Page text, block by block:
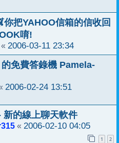
把YAHOO信箱的信收回
唷!
« 2006-03-11 23:34
免費答錄機 Pamela-
2006-02-24 13:51
的線上聊天軟件
« 2006-02-10 04:05
1 2